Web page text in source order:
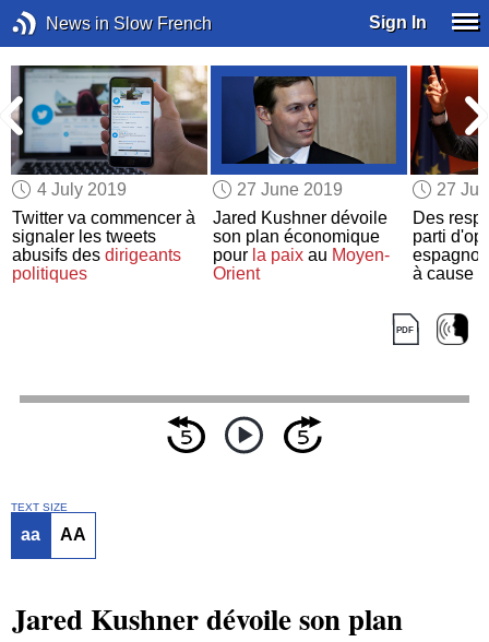
News in Slow French Sign In
4 July 2019
Twitter va commencer à
signaler les tweets
abusifs desdirigeants
politiques
27 June 2019
Jared Kushner dévoile
son plan économique
pour la paixau Moyen-
Orient
27
Des
parti
espagnol
à cause
TEXT SIZE
aa AA
Jared Kushner dévoile son plan